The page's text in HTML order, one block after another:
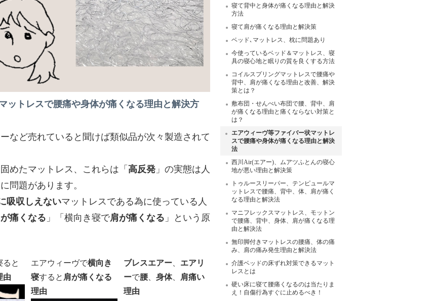
ットレスで腰痛や身体が痛くなる理由と解決方
など売れていると聞けば類似品が次々製造されて
めたマットレス、これらは「 高反発 」の実態は人
問題があります。
吸収しえないマットレスである為に使っている人
痛くなる 」「横向き寝で肩が痛くなる 」という原
ると
由
エアウィーヴで横向き
寝すると 肩が痛くなる
理由
ブレスエアー
エアリ
ーで腰、身体、
肩痛い
理由
寝て背中と身体が痛くなる理由と解決
方法
寝て肩が痛くなる理由と解決策
ベッド､マットレス、枕に問題あり
今使っているベッド＆マットレス、寝
具の寝心地と眠りの質を良くする方法
コイルスプリングマットレスで腰痛や
背中、肩が痛くなる理由と改善、解決
策とは？
敷布団・せんべい布団で腰、背中、肩
が痛くなる理由と痛くならない対策と
は？
エアウィーヴ等ファイバー状マットレ
スで腰痛や身体が痛くなる理由と解決
法
西川Air(エアー)、ムアツふとんの寝心
地が悪い理由と解決策
トゥルースリーパー、テンピュールマ
ットレスで腰痛、背中、体、肩が痛く
なる理由と解決法
マニフレックスマットレス、モットン
で腰痛、背中、身体、肩が痛くなる理
由と解決法
無印脚付きマットレスの腰痛、体の痛
み、肩の痛み発生理由と解決法
介護ベッドの床ずれ対策できるマット
レスとは
硬い床に寝て腰痛くなるのは当たりま
え！自傷行為すぐに止めるべき！